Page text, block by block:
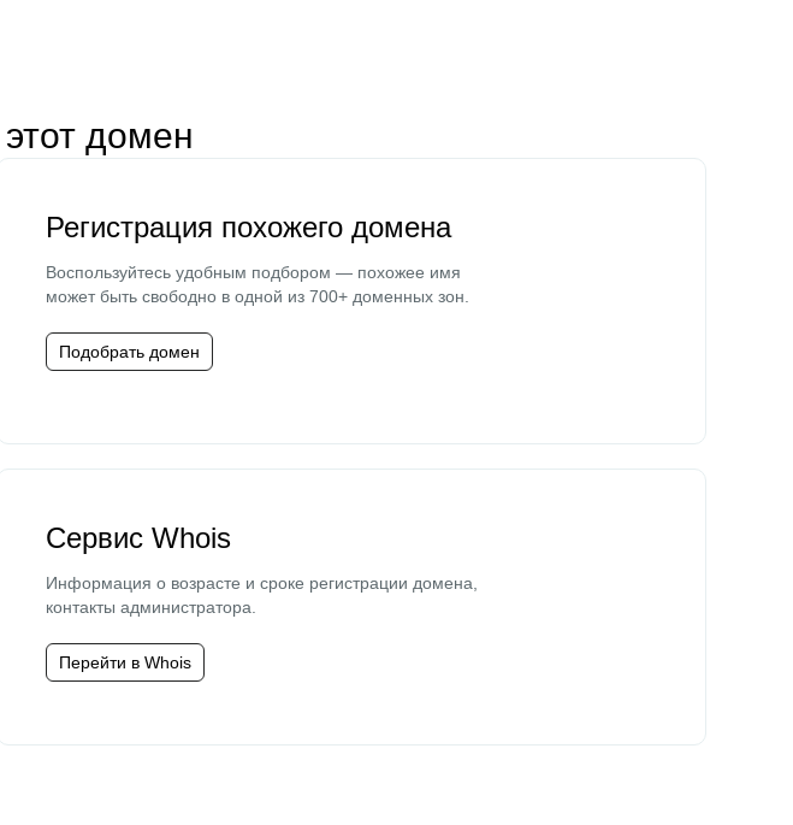
домен
Регистрация похожего домена
Воспользуйтесь удобным подбором — похожее имя
может быть свободно в одной из 700+ доменных зон.
Подобрать домен
Сервис Whois
Информация о возрасте и сроке регистрации домена,
контакты администратора.
Перейти в Whois